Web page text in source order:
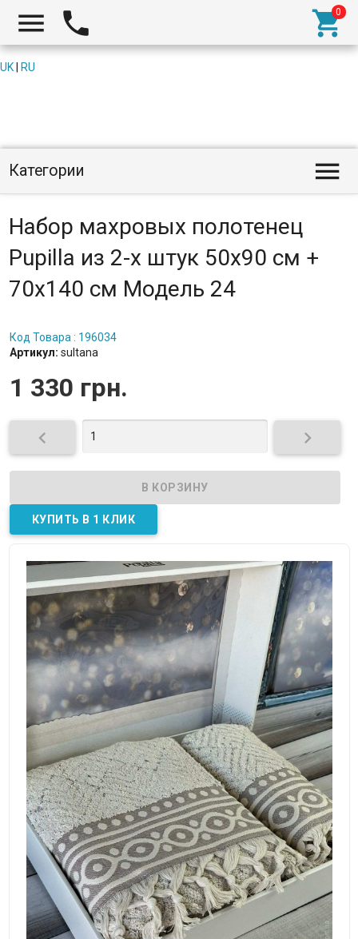
  
UK RU
Категории 
Набор махровых полотенец
Pupilla из 2-х штук 50х90 см +
70х140 см Модель 24
Код Товара : 196034
Артикул: sultana
1 330 грн.
 